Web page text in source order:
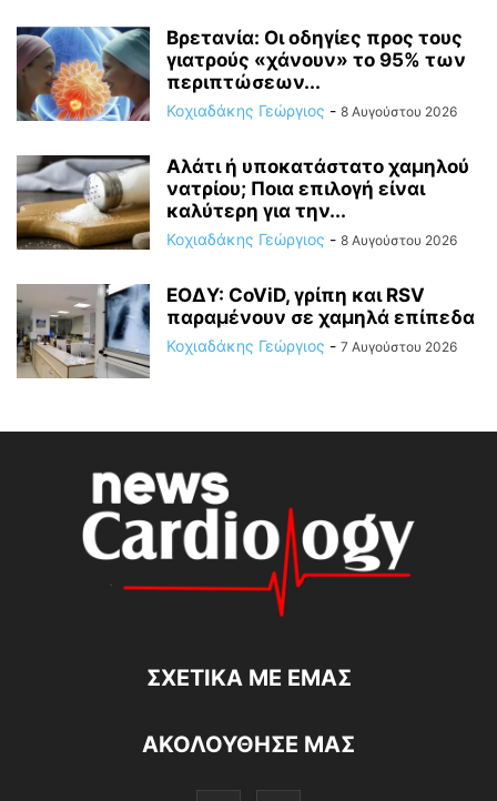
Βρετανία: Οι οδηγίες προς τους
γιατρούς «χάνουν» το 95% των
περιπτώσεων...
Κοχιαδάκης Γεώργιος - 8 Αυγούστου 2026
Αλάτι ή υποκατάστατο χαμηλού
νατρίου; Ποια επιλογή είναι
καλύτερη για την...
Κοχιαδάκης Γεώργιος - 8 Αυγούστου 2026
ΕΟΔΥ: CoViD, γρίπη και RSV
παραμένουν σε χαμηλά επίπεδα
Κοχιαδάκης Γεώργιος - 7 Αυγούστου 2026
ΣΧΕΤΙΚΆ ΜΕ ΕΜΆΣ
ΑΚΟΛΟΥΘΗΣΕ ΜΑΣ